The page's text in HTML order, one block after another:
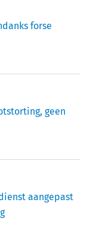
forse
geen
aangepast